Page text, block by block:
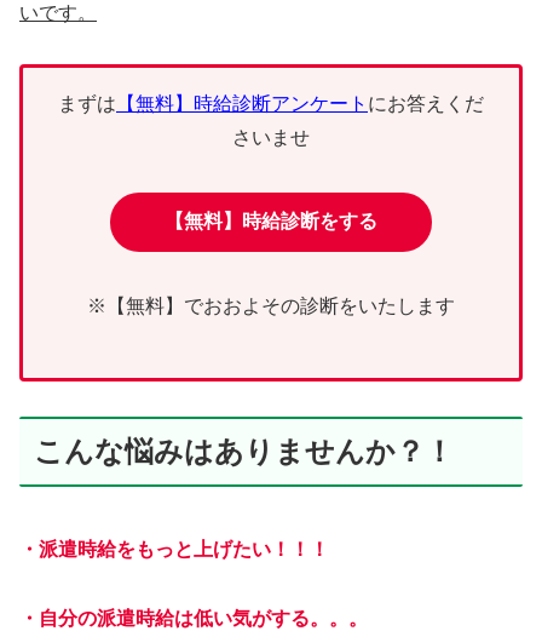
いです。
まずは 【無料】時給診断アンケート にお答えくだ
さいませ
【無料】時給診断をする
※【無料】でおおよその診断をいたします
こんな悩みはありませんか？！
・派遣時給をもっと上げたい！！！
・自分の派遣時給は低い気がする。。。